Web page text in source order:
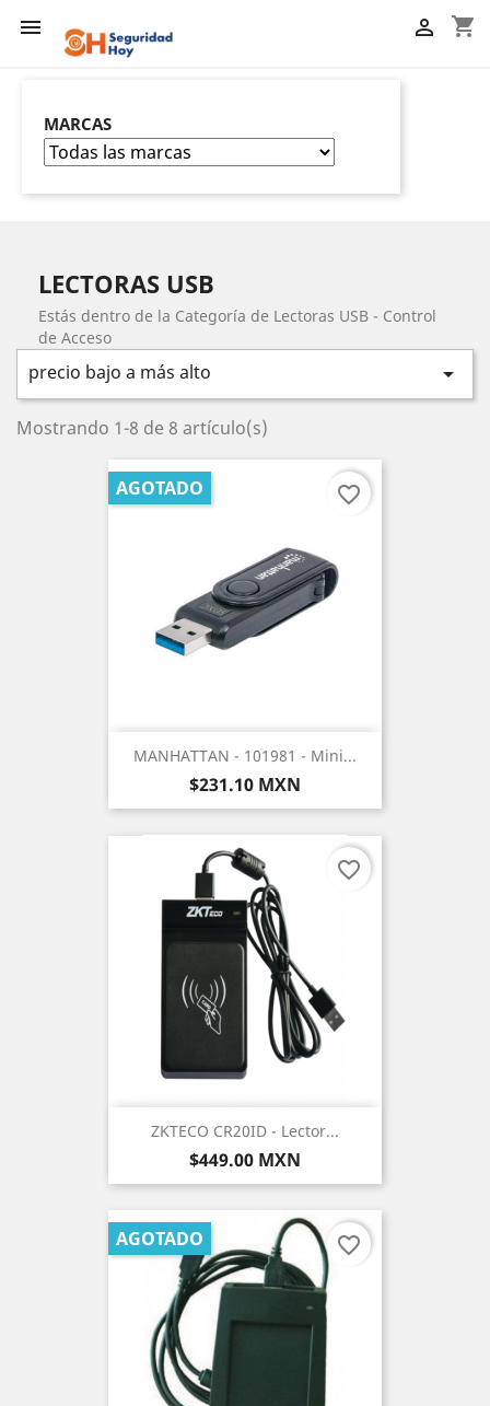
 shopping_cart

MARCAS
LECTORAS USB
Estás dentro de la Categoría de Lectoras USB - Control
de Acceso
precio bajo a más alto 
Mostrando 1-8 de 8 artículo(s)
MANHATTAN - 101981 - Mini...
Precio
$231.10 MXN
AGOTADO favorite_border
ZKTECO CR20ID - Lector...
Precio
$449.00 MXN
favorite_border
AGOTADO favorite_border